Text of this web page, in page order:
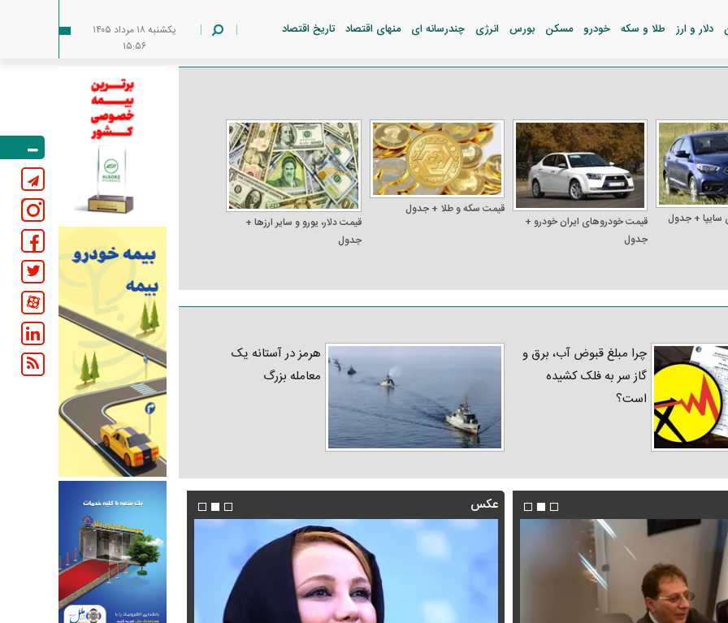
دلار و ارز طلا و سکه خودرو مسکن بورس انرژی چندرسانه ای منهای اقتصاد تاریخ اقتصاد
يکشنبه ۱۸ مرداد ۱۴۰۵
۱۵:۵۶
+ جدول
قیمت خودرو‌های ایران خودرو +
جدول
قیمت سکه و طلا + جدول
قیمت دلار، یورو و سایر ارز‌ها +
جدول
چرا مبلغ قبوض آب، برق و
گاز سر به فلک کشیده
است؟
هرمز در آستانه یک
معامله بزرگ
عکس